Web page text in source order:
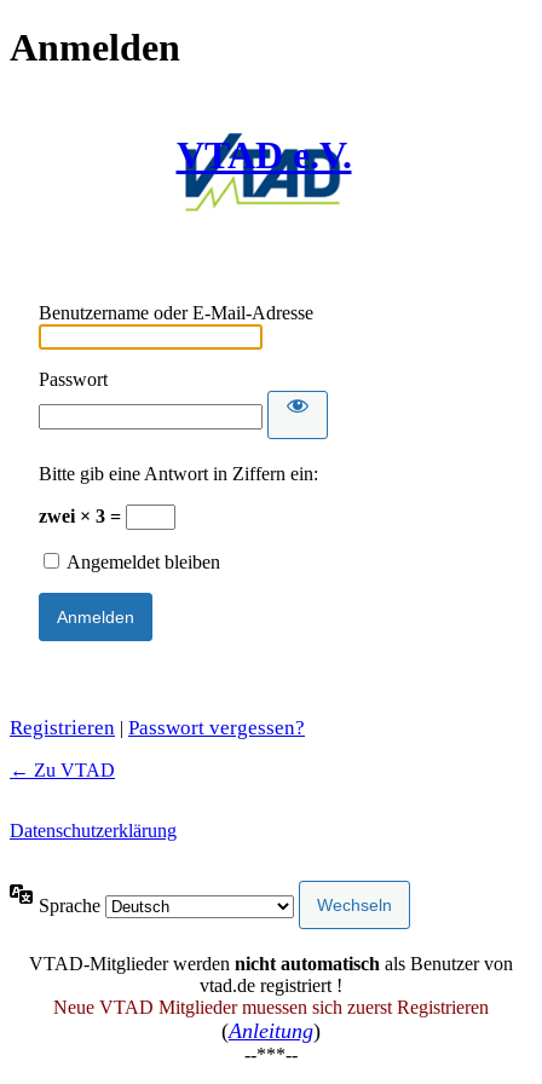
Anmelden
VTAD e.V.
Benutzername oder E-Mail-Adresse
Passwort
Bitte gib eine Antwort in Ziffern ein:
zwei × 3 =
Angemeldet bleiben
Registrieren | Passwort vergessen?
← Zu VTAD
Datenschutzerklärung
Sprache
VTAD-Mitglieder werden nicht automatisch als Benutzer von
vtad.de registriert !
Neue VTAD Mitglieder muessen sich zuerst Registrieren
(Anleitung)
--***--